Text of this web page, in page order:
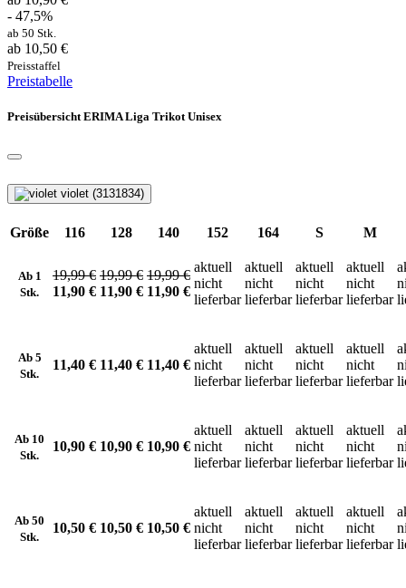
- 47,5%
ab 50 Stk.
ab 10,50 €
Preisstaffel
Preistabelle
Preisübersicht ERIMA Liga Trikot Unisex
violet (3131834)
Größe 116 128 140 152 164 S M
Ab 1
Stk.
19,99 €
11,90 €
19,99 €
11,90 €
19,99 €
11,90 €
aktuell
nicht
lieferbar
aktuell
nicht
lieferbar
aktuell
nicht
lieferbar
aktuell
nicht
lieferbar
Ab 5
Stk.
11,40 € 11,40 € 11,40 €
aktuell
nicht
lieferbar
aktuell
nicht
lieferbar
aktuell
nicht
lieferbar
aktuell
nicht
lieferbar
Ab 10
Stk.
10,90 € 10,90 € 10,90 €
aktuell
nicht
lieferbar
aktuell
nicht
lieferbar
aktuell
nicht
lieferbar
aktuell
nicht
lieferbar
Ab 50
Stk.
10,50 € 10,50 € 10,50 €
aktuell
nicht
lieferbar
aktuell
nicht
lieferbar
aktuell
nicht
lieferbar
aktuell
nicht
lieferbar